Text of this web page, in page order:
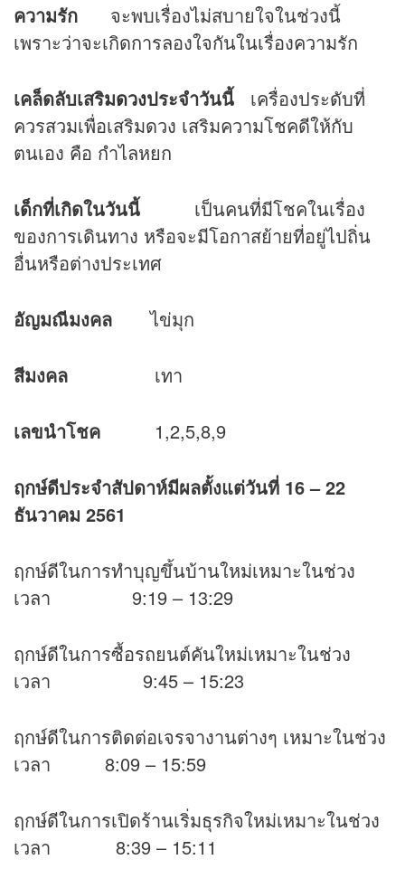
ความรัก จะพบเรื่องไม่สบายใจในช่วงนี้
เพราะว่าจะเกิดการลองใจกันในเรื่องความรัก
เคล็ดลับเสริมดวงประจำวันนี้ เครื่องประดับที่
ควรสวมเพื่อเสริมดวง เสริมความโชคดีให้กับ
ตนเอง คือ กำไลหยก
เด็กที่เกิดในวันนี้ เป็นคนที่มีโชคในเรื่อง
ของการเดินทาง หรือจะมีโอกาสย้ายที่อยู่ไปถิ่น
อื่นหรือต่างประเทศ
อัญมณีมงคล ไข่มุก
สีมงคล เทา
เลขนำโชค 1,2,5,8,9
ฤกษ์ดีประจำสัปดาห์มีผลตั้งแต่วันที่ 16 – 22
ธันวาคม 2561
ฤกษ์ดีในการทำบุญขึ้นบ้านใหม่เหมาะในช่วง
เวลา 9:19 – 13:29
ฤกษ์ดีในการซื้อรถยนต์คันใหม่เหมาะในช่วง
เวลา 9:45 – 15:23
ฤกษ์ดีในการติดต่อเจรจางานต่างๆ เหมาะในช่วง
เวลา 8:09 – 15:59
ฤกษ์ดีในการเปิดร้านเริ่มธุรกิจใหม่เหมาะในช่วง
เวลา 8:39 – 15:11